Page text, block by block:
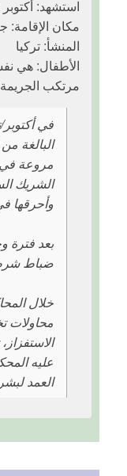
استشهد: أكتوبر 2023
مكان الإقامة:
المنشأ: تركيا
الأطفال: هي
مرتكب الجريمة:
في
مروعة في
وأحرقها
بعد فترة
ضباط
خلال
محاولات
عليه
العمد